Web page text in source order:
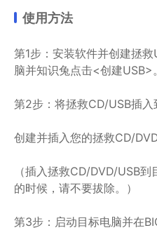
使用方法
第1步：安装软件并创建拯
脑并知识兔点击<创建USB>。
第2步：将拯救CD/USB插入
创建并插入您的拯救CD/
（插入拯救CD/DVD/USB
的时候，请不要拔除。）
第3步：启动目标电脑并在